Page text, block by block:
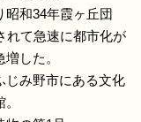
昭和34年霞ヶ丘団
れて急速に都市化が
した。
じみ野市にある文化